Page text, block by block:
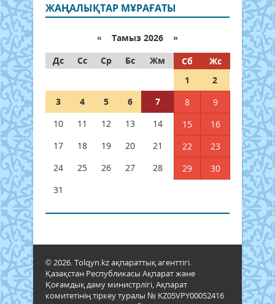
ЖАҢАЛЫҚТАР МҰРАҒАТЫ
« Тамыз 2026 »
Дс
Сс Ср Бс Жм Сб
Жс
1
2
3
4 5 6 7 8
9
10
11 12 13 14 15
16
17
18 19 20 21 22
23
24
25 26 27 28 29
30
31
© 2026. Tolqyn.kz ақпараттық агенттігі.
Қазақстан Республикасы Ақпарат және
Қоғамдық даму министрлігі, Ақпарат
комитетінің тіркеу туралы № KZ05VPY00052416